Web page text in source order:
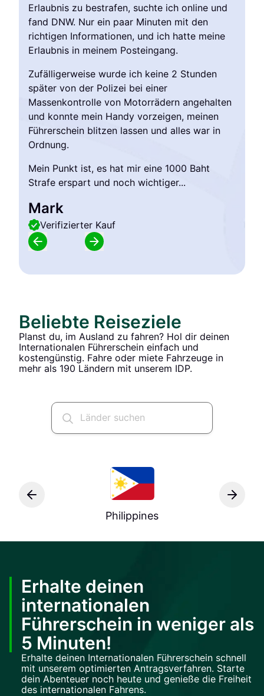
Erlaubnis zu bestrafen, suchte ich online und
fand DNW. Nur ein paar Minuten mit den
richtigen Informationen, und ich hatte meine
Erlaubnis in meinem Posteingang.
Zufälligerweise wurde ich keine 2 Stunden
später von der Polizei bei einer
Massenkontrolle von Motorrädern angehalten
und konnte mein Handy vorzeigen, meinen
Führerschein blitzen lassen und alles war in
Ordnung.
Mein Punkt ist, es hat mir eine 1000 Baht
Strafe erspart und noch wichtiger...
Mark
Verifizierter Kauf
Beliebte Reiseziele
Planst du, im Ausland zu fahren? Hol dir deinen
Internationalen Führerschein einfach und
kostengünstig. Fahre oder miete Fahrzeuge in
mehr als 190 Ländern mit unserem IDP.
Philippines
Erhalte deinen
internationalen
Führerschein in weniger als
5 Minuten!
Erhalte deinen Internationalen Führerschein schnell
mit unserem optimierten Antragsverfahren. Starte
dein Abenteuer noch heute und genieße die Freiheit
des internationalen Fahrens.